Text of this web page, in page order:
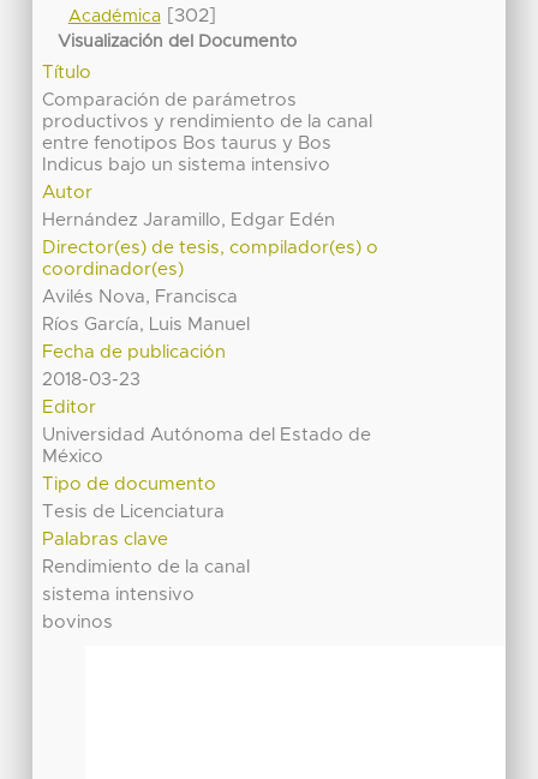
Académica[302]
Visualización del Documento
Título
Comparación de parámetros
productivos y rendimiento de la canal
entre fenotipos Bos taurus y Bos
Indicus bajo un sistema intensivo
Autor
Hernández Jaramillo, Edgar Edén
Director(es) de tesis, compilador(es) o
coordinador(es)
Avilés Nova, Francisca
Ríos García, Luis Manuel
Fecha de publicación
2018-03-23
Editor
Universidad Autónoma del Estado de
México
Tipo de documento
Tesis de Licenciatura
Palabras clave
Rendimiento de la canal
sistema intensivo
bovinos